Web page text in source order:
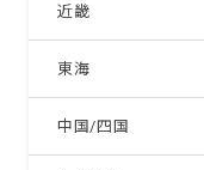
近畿
東海
中国/四国